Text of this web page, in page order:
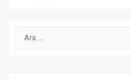
Arama: